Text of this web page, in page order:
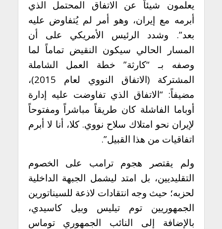
يعلمون شيئاً عن الاتفاق المحتمل الذي
أبرمه مع إيران، وهو أمر لم يُتفاوض عليه
بعد”. وشدد الرئيس الأمريكي على أن
المسار الحالي سيكون النقيض تماماً لما
وصفه بـ “كارثة” خطة العمل الشاملة
المشتركة (الاتفاق النووي لعام 2015)،
مضيفاً: “الاتفاق الذي تفاوضت عليه إدارة
أوباما الفاشلة كان طريقاً مباشراً ومفتوحاً
لإيران نحو امتلاك سلاح نووي. كلا، أنا لا أبرم
اتفاقيات من هذا القبيل”.
ولم يقتصر هجوم ترامب على الخصوم
التقليديين، بل امتد ليشمل الجبهة الداخلية
لحزبه؛ حيث وجه انتقادات لاذعة للسيناتورين
الجمهوريين توم تيليس وبيل كاسيدي،
بالإضافة إلى النائب الجمهوري توماس